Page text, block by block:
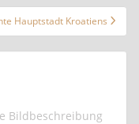
Hauptstadt Kroatiens